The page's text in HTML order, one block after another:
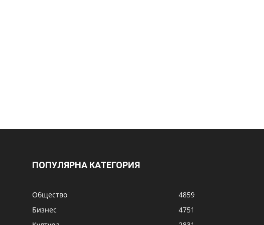
ПОПУЛЯРНА КАТЕГОРИЯ
Общество
4859
Бизнес
4751